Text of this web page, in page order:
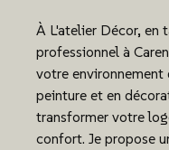
À L'atelier Décor, en
professionnel à
votre environnement
peinture et en
transformer votre
confort. Je propose